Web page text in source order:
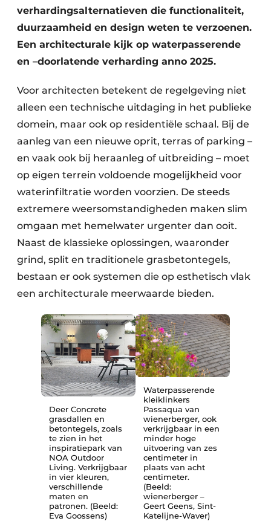
verhardingsalternatieven die functionaliteit,
duurzaamheid en design weten te verzoenen.
Een architecturale kijk op waterpasserende
en –doorlatende verharding anno 2025.
​Voor architecten betekent de regelgeving niet
alleen een technische uitdaging in het publieke
domein, maar ook op residentiële schaal. Bij de
aanleg van een nieuwe oprit, terras of parking –
en vaak ook bij heraanleg of uitbreiding – moet
op eigen terrein voldoende mogelijkheid voor
waterinfiltratie worden voorzien. De steeds
extremere weersomstandigheden maken slim
omgaan met hemelwater urgenter dan ooit.
Naast de klassieke oplossingen, waaronder
grind, split en traditionele grasbetontegels,
bestaan er ook systemen die op esthetisch vlak
een architecturale meerwaarde bieden.
Deer Concrete
grasdallen en
betontegels, zoals
te zien in het
inspiratiepark van
NOA Outdoor
Living. Verkrijgbaar
in vier kleuren,
verschillende
maten en
patronen. (Beeld:
Eva Goossens)
Waterpasserende
kleiklinkers
Passaqua van
wienerberger, ook
verkrijgbaar in een
minder hoge
uitvoering van zes
centimeter in
plaats van acht
centimeter.
(Beeld:
wienerberger –
Geert Geens, Sint-
Katelijne-Waver)